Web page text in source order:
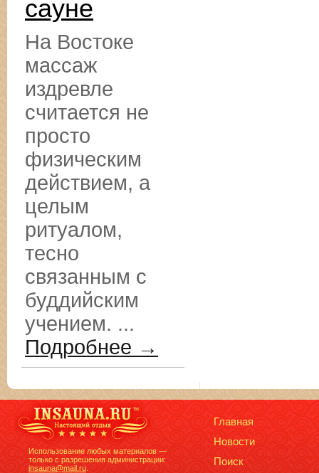
сауне
На Востоке
массаж
издревле
считается не
просто
физическим
действием, а
целым
ритуалом,
тесно
связанным с
буддийским
учением. ...
Подробнее →
Использование любых материалов —
только с разрешения администрации:
insauna@mail.ru
Главная
Новости
Поиск